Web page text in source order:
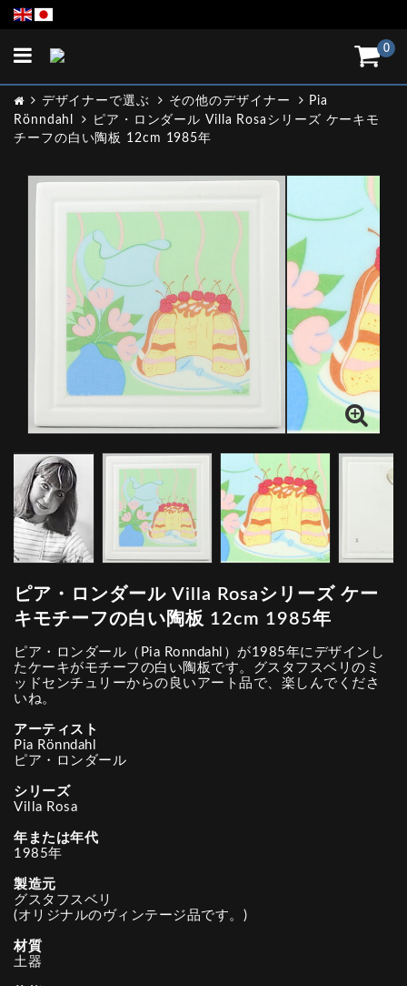
0
Toggle
デザイナーで選ぶ その他のデザイナー
Pia
Rönndahl
ピア・ロンダール Villa Rosaシリーズ ケーキモ
チーフの白い陶板 12cm 1985年
ピア・ロンダール Villa Rosaシリーズ ケー
キモチーフの白い陶板 12cm 1985年
ピア・ロンダール（Pia Ronndahl）が1985年にデザインし
たケーキがモチーフの白い陶板です。グスタフスベリのミ
ッドセンチュリーからの良いアート品で、楽しんでくださ
いね。
アーティスト
Pia Rönndahl
ピア・ロンダール
シリーズ
Villa Rosa
年または年代
1985年
製造元
グスタフスベリ
(オリジナルのヴィンテージ品です。)
材質
土器